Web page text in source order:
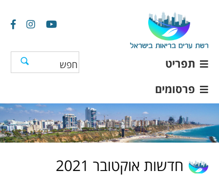
תפריט
פרסומים
חדשות אוקטובר 2021